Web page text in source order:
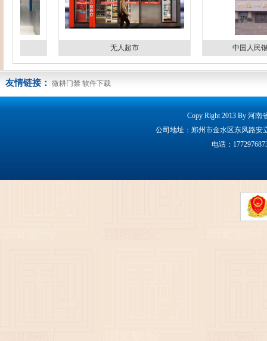
无人超市 中国人民银行
友情链接： 微耕门禁 软件下载
Copy Right 2013 By 河南
公司地址：郑州市金水区东风路安
电话：